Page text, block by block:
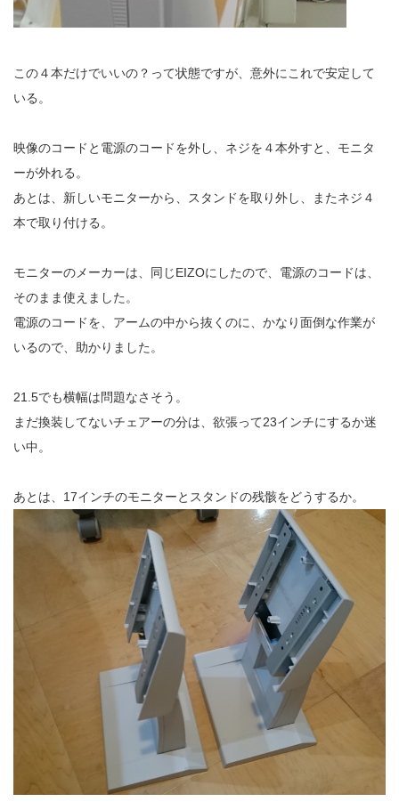
この４本だけでいいの？って状態ですが、意外にこれで安定して
いる。
映像のコードと電源のコードを外し、ネジを４本外すと、モニタ
ーが外れる。
あとは、新しいモニターから、スタンドを取り外し、またネジ４
本で取り付ける。
モニターのメーカーは、同じEIZOにしたので、電源のコードは、
そのまま使えました。
電源のコードを、アームの中から抜くのに、かなり面倒な作業が
いるので、助かりました。
21.5でも横幅は問題なさそう。
まだ換装してないチェアーの分は、欲張って23インチにするか迷
い中。
あとは、17インチのモニターとスタンドの残骸をどうするか。